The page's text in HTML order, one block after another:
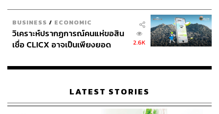
BUSINESS / ECONOMIC
วิเคราะห์ปรากฏการณ์คนแห่ขอสิน
เชื่อ CLICX อาจเป็นเพียงยอด
เรือนไทยที่ถูกซุกไว้
2.6K
LATEST STORIES